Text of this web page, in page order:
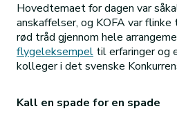
Hovedtemaet for dagen var
anskaffelser, og KOFA var
rød tråd gjennom hele
flygeleksempel til erfaringer og
kolleger i det svenske
Kall en spade for en spade